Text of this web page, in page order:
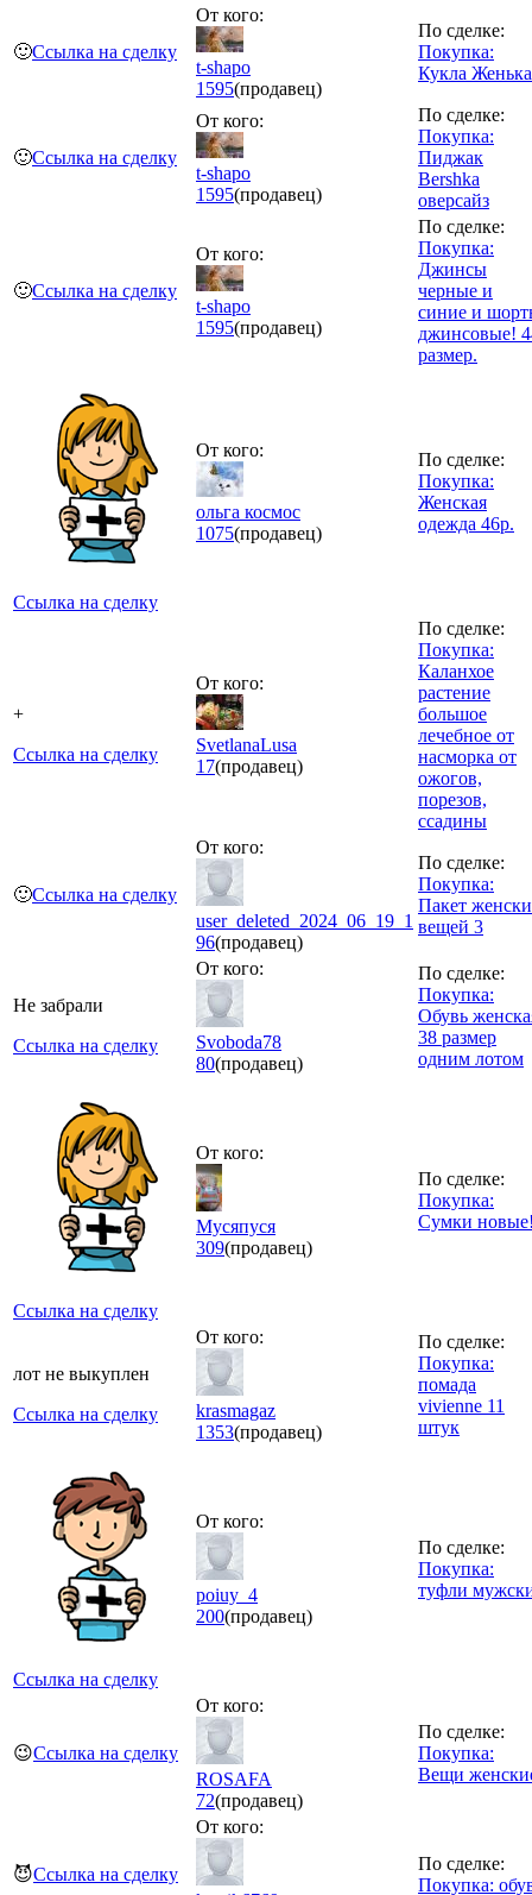
🙂Ссылка на сделку
От кого:
t-shapo
1595(продавец)
По сделке:
Покупка:
Кукла Женька
🙂Ссылка на сделку
От кого:
t-shapo
1595(продавец)
По сделке:
Покупка:
Пиджак
Bershka
оверсайз
🙂Ссылка на сделку
От кого:
t-shapo
1595(продавец)
По сделке:
Покупка:
Джинсы
черные и
синие и
джинсовые!
размер.
Ссылка на сделку
От кого:
ольга космос
1075(продавец)
По сделке:
Покупка:
Женская
одежда 46р.
+
Ссылка на сделку
От кого:
SvetlanaLusa
17(продавец)
По сделке:
Покупка:
Каланхое
растение
большое
лечебное от
насморка от
ожогов,
порезов,
ссадины
🙂Ссылка на сделку
От кого:
user_deleted_2024_06_19_1
96(продавец)
По сделке:
Покупка:
Пакет
вещей 3
Не забрали
Ссылка на сделку
От кого:
Svoboda78
80(продавец)
По сделке:
Покупка:
Обувь
38 размер
одним лотом
Ссылка на сделку
От кого:
Мусяпуся
309(продавец)
По сделке:
Покупка:
Сумки
лот не выкуплен
Ссылка на сделку
От кого:
krasmagaz
1353(продавец)
По сделке:
Покупка:
помада
vivienne 11
штук
Ссылка на сделку
От кого:
poiuy_4
200(продавец)
По сделке:
Покупка:
туфли
😉Ссылка на сделку
От кого:
ROSAFA
72(продавец)
По сделке:
Покупка:
Вещи
😈Ссылка на сделку
От кого:
По сделке:
Покупка: